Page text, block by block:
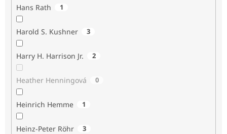
Hans Rath 1
Harold S. Kushner 3
Harry H. Harrison Jr. 2
Heather Henningová 0
Heinrich Hemme 1
Heinz-Peter Röhr 3